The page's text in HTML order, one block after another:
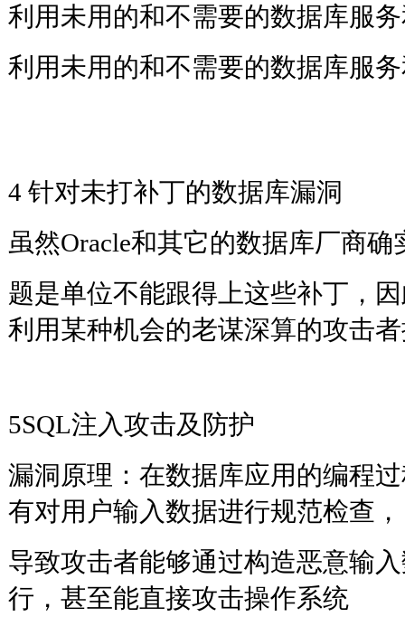
利用未用的和不需要的数据库
利用未用的和不需要的数据库服
4 针对未打补丁的数据库漏洞
虽然Oracle和其它的数据库厂商
题是单位不能跟得上这些补丁，
利用某种机会的老谋深算的攻
5SQL注入攻击及防护
漏洞原理：在数据库应用的编程
有对用户输入数据进行规范检查，
导致攻击者能够通过构造恶意输
行，甚至能直接攻击操作系